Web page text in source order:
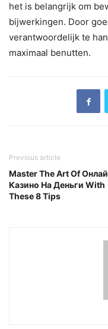
het is belangrijk om
bijwerkingen. Door
verantwoordelijk te
maximaal benutten.
Previous article
Master The Art Of
Казино На Деньги With
These 8 Tips